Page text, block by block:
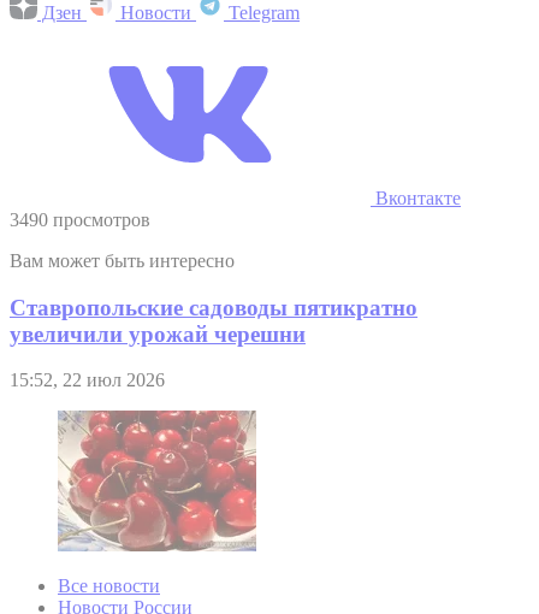
Дзен Новости Telegram
Вконтакте
3490 просмотров
Вам может быть интересно
Ставропольские садоводы пятикратно
увеличили урожай черешни
15:52, 22 июл 2026
Все новости
Новости России